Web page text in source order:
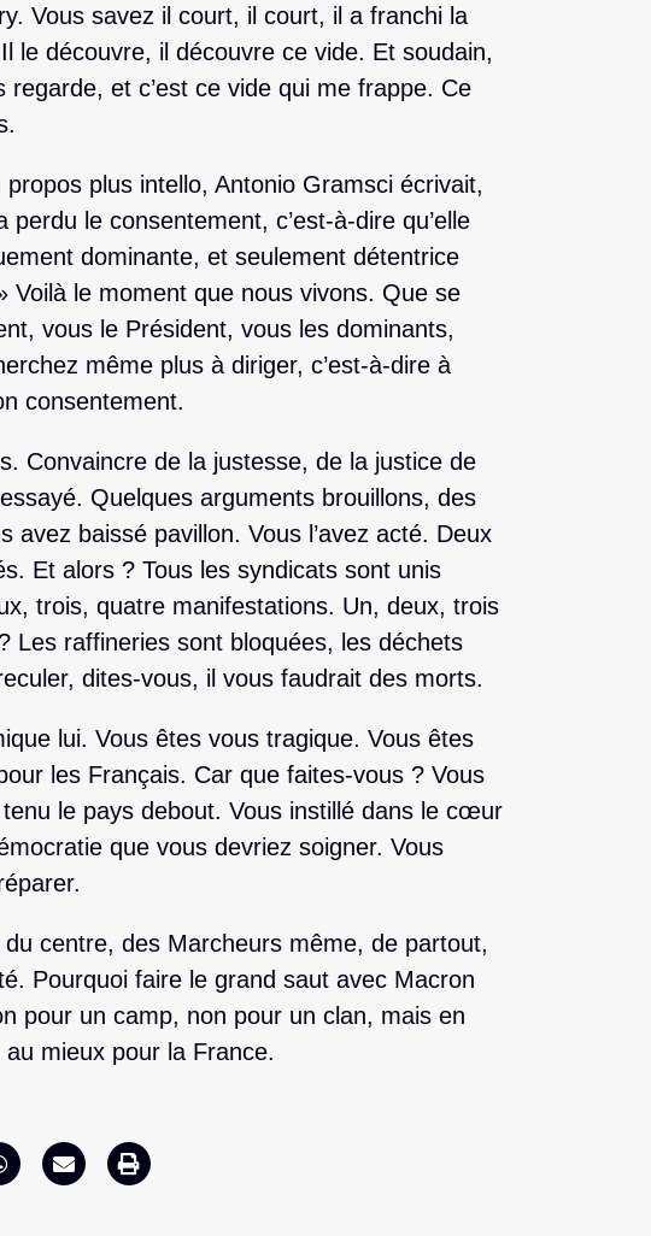
Vous savez il court, il court, il a franchi la
le découvre, il découvre ce vide. Et soudain,
et c’est ce vide qui me frappe. Ce
plus intello, Antonio Gramsci écrivait,
le consentement, c’est-à-dire qu’elle
dominante, et seulement détentrice
Voilà le moment que nous vivons. Que se
vous le Président, vous les dominants,
même plus à diriger, c’est-à-dire à
consentement.
Convaincre de la justesse, de la justice de
Quelques arguments brouillons, des
avez baissé pavillon. Vous l’avez acté. Deux
Et alors ? Tous les syndicats sont unis
trois, quatre manifestations. Un, deux, trois
Les raffineries sont bloquées, les déchets
dites-vous, il vous faudrait des morts.
lui. Vous êtes vous tragique. Vous êtes
les Français. Car que faites-vous ? Vous
le pays debout. Vous instillé dans le cœur
que vous devriez soigner. Vous
centre, des Marcheurs même, de partout,
Pourquoi faire le grand saut avec Macron
pour un camp, non pour un clan, mais en
mieux pour la France.